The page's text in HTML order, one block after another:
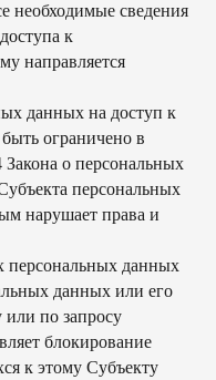
необходимые сведения
к
направляется
данных на доступ к
ограничено в
Закона о персональных
персональных
нарушает права и
персональных данных
данных или его
или по запросу
блокирование
к этому Субъекту